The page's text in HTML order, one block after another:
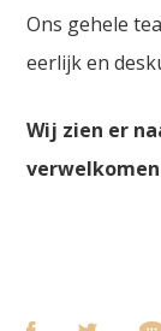
Ons gehele
eerlijk en
Wij zien er
verwelkomen